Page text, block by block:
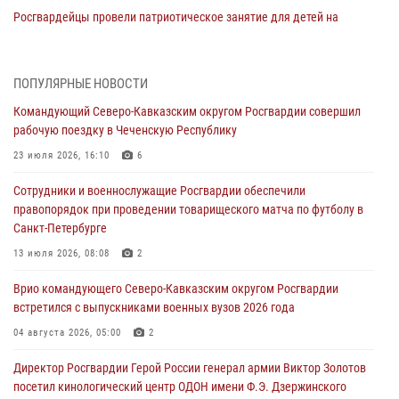
Росгвардейцы провели патриотическое занятие для детей на
юных воспитанников спортивной школы
08 августа 2026, 13:00
стен музея истории космонавтики в Калуге
08 августа 2026, 09:29
В Северо-Западном округе Росгвардии продолжаются мероприятия
08 августа 2026, 09:03 1
Росгвардейцы в ЛНР совершенствуют навыки тактической
08 августа 2026, 09:00
ПОПУЛЯРНЫЕ НОВОСТИ
Командующий Северо-Кавказским округом Росгвардии совершил
рабочую поездку в Чеченскую Республику
23 июля 2026, 16:10 6
Сотрудники и военнослужащие Росгвардии обеспечили
правопорядок при проведении товарищеского матча по футболу в
Санкт-Петербурге
13 июля 2026, 08:08 2
Врио командующего Северо-Кавказским округом Росгвардии
встретился с выпускниками военных вузов 2026 года
04 августа 2026, 05:00 2
Директор Росгвардии Герой России генерал армии Виктор Золотов
посетил кинологический центр ОДОН имени Ф.Э. Дзержинского